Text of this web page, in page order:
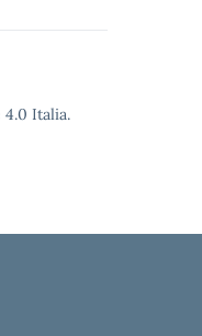
Italia.